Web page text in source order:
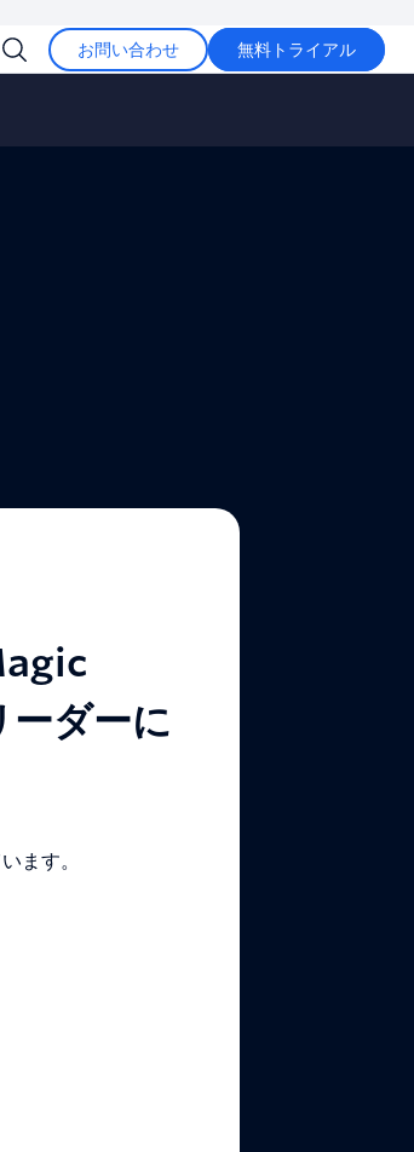
お問い合わせ 無料トライアル
ダーに
ます。